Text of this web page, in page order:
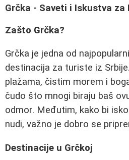
Grčka - Saveti i Iskustva za
Zašto Grčka?
Grčka je jedna od
destinacija za turiste iz
plažama, čistim morem i
čudo što mnogi biraju baš
odmor. Međutim, kako bi
nudi, važno je dobro se
Destinacije u Grčkoj